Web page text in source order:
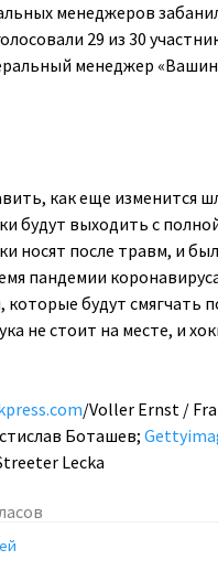
менеджеров
29 из 30
менеджер
как еще изменится
будут выходить с
носят после травм, и
пандемии
которые будут смягчать
не стоит на месте, и
/Voller Ernst /
Боташев;
Lecka